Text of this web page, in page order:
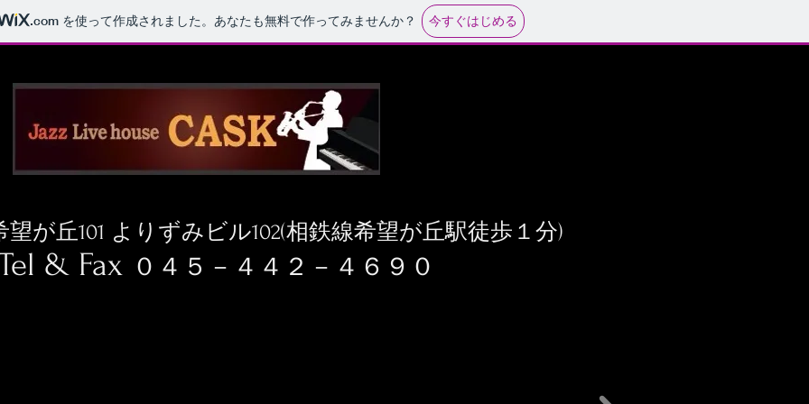
.com を使って作成されました。あなたも無料で作ってみませんか？ 今すぐはじめる
が丘101 よりずみビル102(相鉄線希望が丘駅徒歩１分)
& Fax ０４５－４４２－４６９０